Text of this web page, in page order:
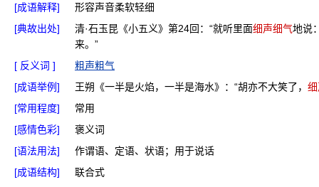
[成语解释]
形容声音柔软轻细
[典故出处]
清·石玉昆《小五义》第24回：“就听里面细声细气地说
来。”
[ 反义词 ]
粗声粗气
[成语举例]
王朔《一半是火焰，一半是海水》：“胡亦不大笑了，
[常用程度]
常用
[感情色彩]
褒义词
[语法用法]
作谓语、定语、状语；用于说话
[成语结构]
联合式